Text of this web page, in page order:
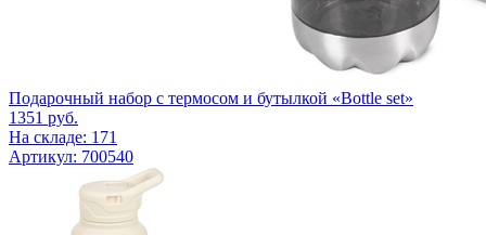
Подарочный набор с термосом и бутылкой «Bottle set»
1351 руб.
На складе: 171
Артикул: 700540